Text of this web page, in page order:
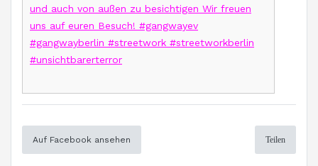
und auch von außen zu besichtigen Wir freuen
uns auf euren Besuch! #gangwayev
#gangwayberlin #streetwork #streetworkberlin
#unsichtbarerterror
Auf Facebook ansehen Teilen